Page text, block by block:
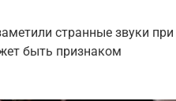
странные звуки при
быть признаком